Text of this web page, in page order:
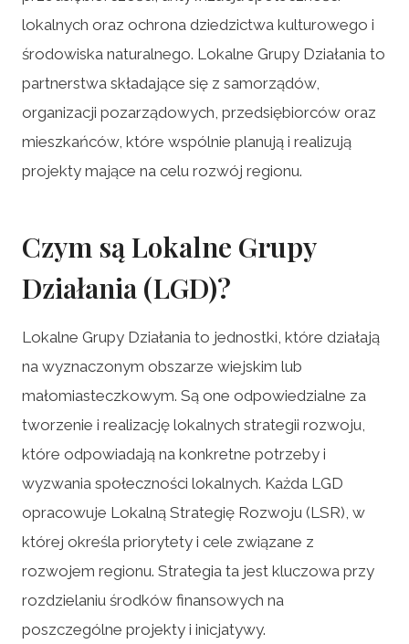
lokalnych oraz ochrona dziedzictwa kulturowego i
środowiska naturalnego. Lokalne Grupy Działania to
partnerstwa składające się z samorządów,
organizacji pozarządowych, przedsiębiorców oraz
mieszkańców, które wspólnie planują i realizują
projekty mające na celu rozwój regionu.
Czym są Lokalne Grupy
Działania (LGD)?
Lokalne Grupy Działania to jednostki, które działają
na wyznaczonym obszarze wiejskim lub
małomiasteczkowym. Są one odpowiedzialne za
tworzenie i realizację lokalnych strategii rozwoju,
które odpowiadają na konkretne potrzeby i
wyzwania społeczności lokalnych. Każda LGD
opracowuje Lokalną Strategię Rozwoju (LSR), w
której określa priorytety i cele związane z
rozwojem regionu. Strategia ta jest kluczowa przy
rozdzielaniu środków finansowych na
poszczególne projekty i inicjatywy.